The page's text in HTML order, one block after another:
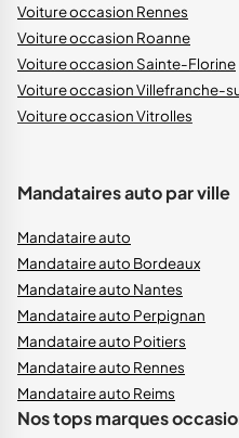
Voiture occasion Rennes
Voiture occasion Roanne
Voiture occasion Sainte-Florine
Voiture occasion Villefranche-
Voiture occasion Vitrolles
Mandataires auto par ville
Mandataire auto
Mandataire auto Bordeaux
Mandataire auto Nantes
Mandataire auto Perpignan
Mandataire auto Poitiers
Mandataire auto Rennes
Mandataire auto Reims
Nos tops marques